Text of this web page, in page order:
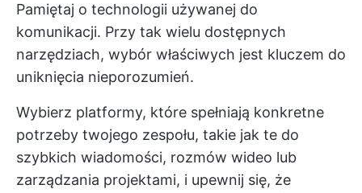
Pamiętaj o technologii używanej do
komunikacji. Przy tak wielu dostępnych
narzędziach, wybór właściwych jest kluczem do
uniknięcia nieporozumień.
Wybierz platformy, które spełniają konkretne
potrzeby twojego zespołu, takie jak te do
szybkich wiadomości, rozmów wideo lub
zarządzania projektami, i upewnij się, że